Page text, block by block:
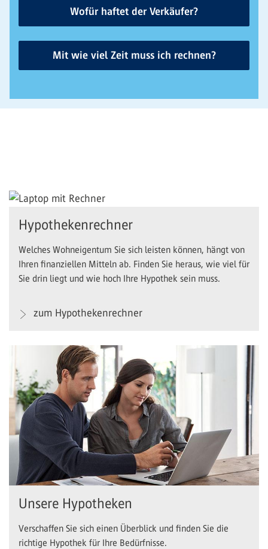
Wofür haftet der Verkäufer?
Mit wie viel Zeit muss ich rechnen?
Hypothekenrechner
Welches Wohneigentum Sie sich leisten können, hängt von
Ihren finanziellen Mitteln ab. Finden Sie heraus, wie viel für
Sie drin liegt und wie hoch Ihre Hypothek sein muss.
zum Hypothekenrechner
Unsere Hypotheken
Verschaffen Sie sich einen Überblick und finden Sie die
richtige Hypothek für Ihre Bedürfnisse.